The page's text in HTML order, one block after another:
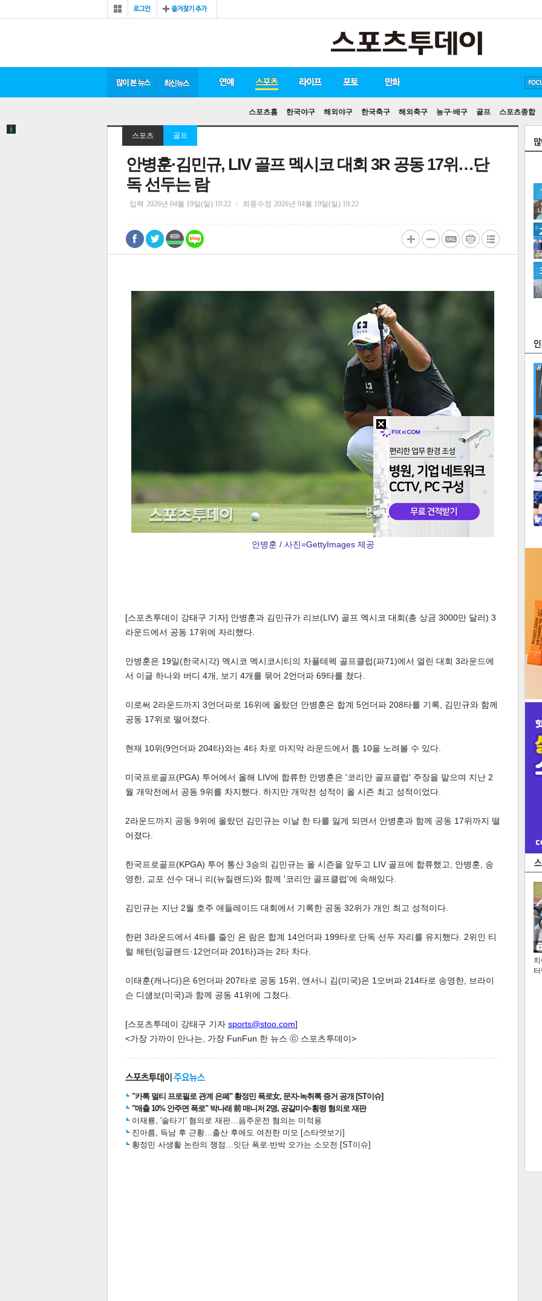
인
스포츠홈 한국야구 해외야구 한국축구 해외축구 농구·배구 골프 스포츠종합
포토
만화
방탄소년단
손흥민
유아인
스포츠 골프
안병훈·김민규, LIV 골프 멕시코 대회 3R 공동 17위…단
독 선두는 람
입력 2026년 04월 19일(일) 10:22 최종수정 2026년 04월 19일(일) 10:22
페이
스북
트위
터 공
밴드
공유
네이
버블
댓글
달기
0
url 복
안병훈 / 사진=GettyImages 제공
[스포츠투데이 강태구 기자] 안병훈과 김민규가 리브(LIV) 골프 멕시코 대회(총 상금 3000만 달러) 3
라운드에서 공동 17위에 자리했다.
안병훈은 19일(한국시각) 멕시코 멕시코시티의 차풀테펙 골프클럽(파71)에서 열린 대회 3라운드에
서 이글 하나와 버디 4개, 보기 4개를 묶어 2언더파 69타를 쳤다.
이로써 2라운드까지 3언더파로 16위에 올랐던 안병훈은 합계 5언더파 208타를 기록, 김민규와 함께
공동 17위로 떨어졌다.
현재 10위(9언더파 204타)와는 4타 차로 마지막 라운드에서 톱 10을 노려볼 수 있다.
미국프로골프(PGA) 투어에서 올해 LIV에 합류한 안병훈은 '코리안 골프클럽' 주장을 맡으며 지난 2
월 개막전에서 공동 9위를 차지했다. 하지만 개막전 성적이 올 시즌 최고 성적이었다.
2라운드까지 공동 9위에 올랐던 김민규는 이날 한 타를 잃게 되면서 안병훈과 함께 공동 17위까지 떨
어졌다.
한국프로골프(KPGA) 투어 통산 3승의 김민규는 올 시즌을 앞두고 LIV 골프에 합류했고, 안병훈, 송
영한, 교포 선수 대니 리(뉴질랜드)와 함께 '코리안 골프클럽'에 속해있다.
김민규는 지난 2월 호주 애들레이드 대회에서 기록한 공동 32위가 개인 최고 성적이다.
한편 3라운드에서 4타를 줄인 욘 람은 합계 14언더파 199타로 단독 선두 자리를 유지했다. 2위인 티
럴 해턴(잉글랜드·12언더파 201타)과는 2타 차다.
이태훈(캐나다)은 6언더파 207타로 공동 15위, 앤서니 김(미국)은 1오버파 214타로 송영한, 브라이
슨 디섐보(미국)과 함께 공동 41위에 그쳤다.
[스포츠투데이 강태구 기자 sports@stoo.com]
<가장 가까이 만나는, 가장 FunFun 한 뉴스 ⓒ 스포츠투데이>
"카톡 멀티 프로필로 관계 은폐" 황정민 폭로女, 문자·녹취록 증거 공개 [ST이슈]
"매출 10% 안주면 폭로" 박나래 前 매니저 2명, 공갈미수·횡령 혐의로 재판
이재룡, '술타기' 혐의로 재판…음주운전 혐의는 미적용
진아름, 득남 후 근황…출산 후에도 여전한 미모 [스타엿보기]
황정민 사생활 논란의 쟁점…잇단 폭로·반박 오가는 소모전 [ST이슈]
연예
2